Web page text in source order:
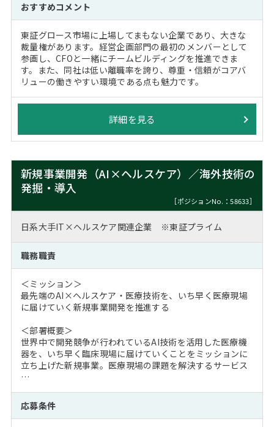
おすすめコメント
東証グロース市場に上場してまもない企業であり、大きな
裁量権があります。経営企画部門の最初のメンバーとして
参画し、CFOと一緒にチームビルディングを推進できま
す。また、同社は低い離職率を誇り、尊重・信頼がコアバ
リューの働きやすい環境である点も魅力です。
詳細を見る
新規事業開発（AI×ヘルスケア）／海外技術の
発掘・導入
［ポジションNo.：58633］
日系大手IT×ヘルスケア関連企業 ※東証プライム
職務職責
＜ミッション＞
最先端のAI×ヘルスケア・医療技術を、いち早く医療現場
に届けていく新規事業開発を推進する
＜部署概要＞
世界中で開発競争が行われているAI技術を活用した医療機
器を、いち早く臨床現場に届けていくことをミッションに
立ち上げた新規事業。医療現場の課題を解決するサービス
…
応募条件